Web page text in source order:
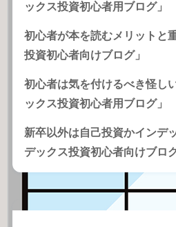
ックス投資初心者用ブログ」
初心者が本を読むメリットと
投資初心者向けブログ」
初心者は気を付けるべき怪し
ックス投資初心者用ブログ」
新卒以外は自己投資かインデ
デックス投資初心者向けブログ